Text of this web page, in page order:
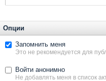
Опции
Запомнить меня
Это не рекомендуется для
Войти анонимно
Не добавлять меня в список